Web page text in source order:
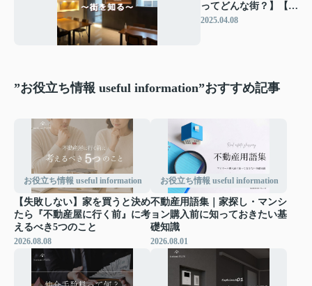
ってどんな街？】【住
環境・教育(学区)・治
2025.04.08
”お役立ち情報 useful information”おすすめ記事
お役立ち情報 useful information
【失敗しない】家を買うと決め
たら『不動産屋に行く前』に考
えるべき5つのこと
2026.08.08
お役立ち情報 useful information
不動産用語集｜家探し・マンシ
ョン購入前に知っておきたい基
礎知識
2026.08.01